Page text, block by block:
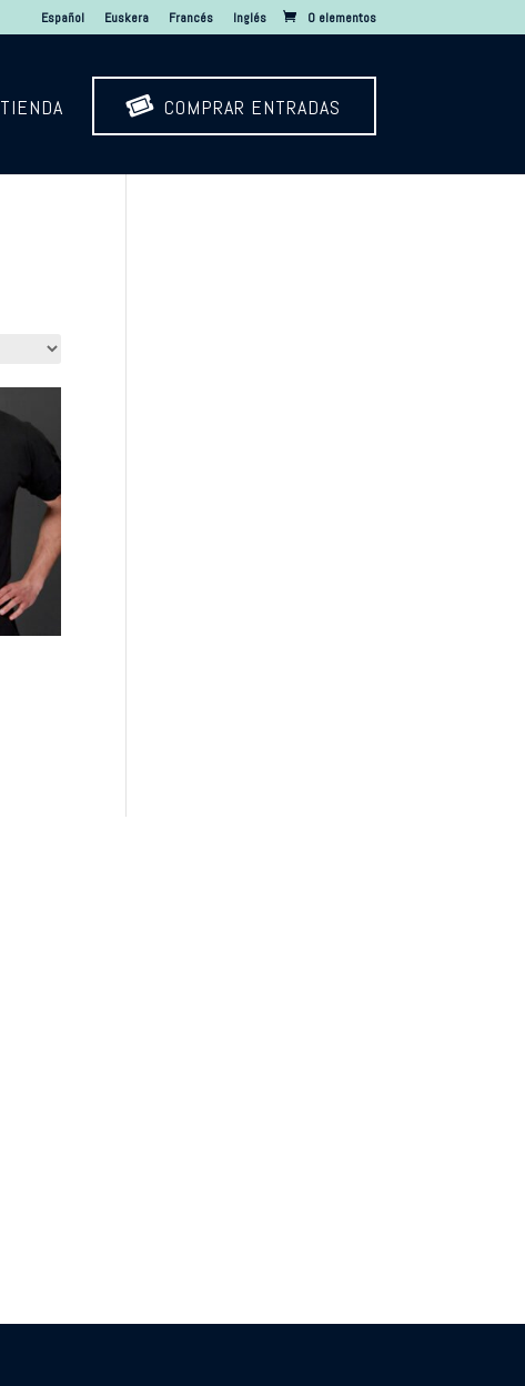
Español Euskera Francés Inglés 0 elementos
TIENDA  COMPRAR ENTRADAS